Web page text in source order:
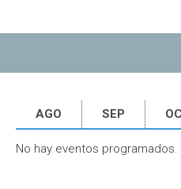
AGO SEP
No hay eventos programados.